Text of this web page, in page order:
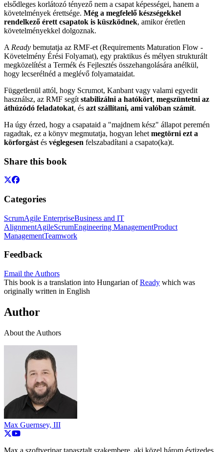
elsődleges korlátozó tényező nem a csapat képességei, hanem a
követelmények érettsége. Még a megfelelő készségekkel
rendelkező érett csapatok is küszködnek, amikor éretlen
követelményekkel dolgoznak.
A Ready bemutatja az RMF-et (Requirements Maturation Flow -
Követelmény Érési Folyamat), egy praktikus és mélyen strukturált
megközelítést a Termék és Fejlesztés összehangolására anélkül,
hogy lecserélnéd a meglévő folyamataidat.
Függetlenül attól, hogy Scrumot, Kanbant vagy valami egyedit
használsz, az RMF segít stabilizálni a hatókört, megszüntetni az
áthúzódó feladatokat, és azt szállítani, ami valóban számít.
Ha úgy érzed, hogy a csapataid a "majdnem kész" állapot peremén
ragadtak, ez a könyv megmutatja, hogyan lehet megtörni ezt a
körforgást és véglegesen felszabadítani a csapato(ka)t.
Share this book
Categories
ScrumAgile EnterpriseBusiness and IT
AlignmentAgileScrumEngineering ManagementProduct
ManagementTeamwork
Feedback
Email the Authors
This book is a translation into Hungarian ofReady which was
originally written in English
Author
About the Authors
Max Guernsey, III
Max a szoftveripar tapasztalt szakembere, aki közel három évtizedes